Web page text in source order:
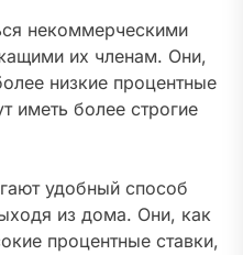
некоммерческими
их членам. Они,
низкие процентные
иметь более строгие
удобный способ
из дома. Они, как
процентные ставки,